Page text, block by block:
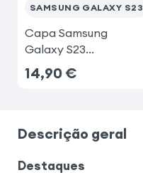
SAMSUNG GALAXY S23
Capa Samsung
Galaxy S23
Transparent
14,90 €
Descrição geral
Destaques